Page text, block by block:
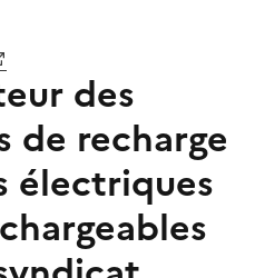
des
de recharge
électriques